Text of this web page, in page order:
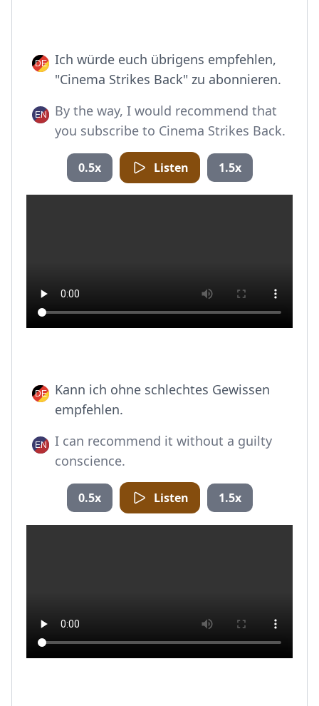
Ich würde euch übrigens empfehlen,
"Cinema Strikes Back" zu abonnieren.
By the way, I would recommend that
you subscribe to Cinema Strikes Back.
0.5x Listen 1.5x
Kann ich ohne schlechtes Gewissen
empfehlen.
I can recommend it without a guilty
conscience.
0.5x Listen 1.5x